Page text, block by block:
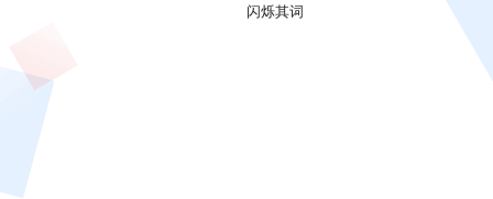
闪烁其词